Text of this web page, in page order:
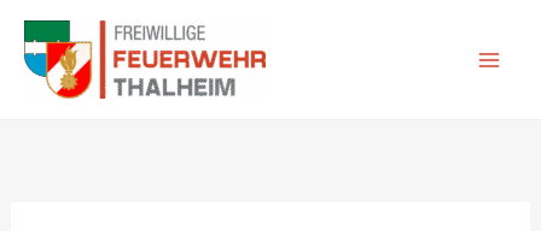
Zum
Inhalt
springen